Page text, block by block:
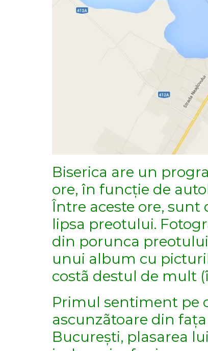
Biserica are un
ore, în funcție de
Între aceste ore, sunt
lipsa preotului.
din porunca
unui album cu
costã destul de mult
Primul sentiment pe
ascunzãtoare din
București, plasarea